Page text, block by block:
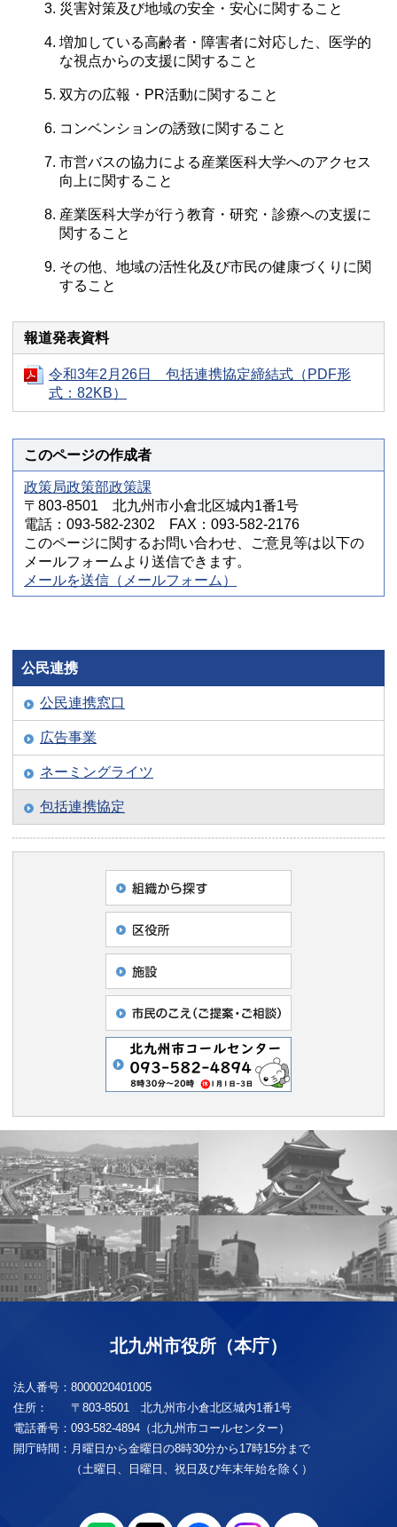
災害対策及び地域の安全・安心に関すること
増加している高齢者・障害者に対応した、医学的
な視点からの支援に関すること
双方の広報・PR活動に関すること
コンベンションの誘致に関すること
市営バスの協力による産業医科大学へのアクセス
向上に関すること
産業医科大学が行う教育・研究・診療への支援に
関すること
その他、地域の活性化及び市民の健康づくりに関
すること
報道発表資料
令和3年2月26日 包括連携協定締結式（PDF形
式：82KB）
このページの作成者
政策局政策部政策課
〒803-8501 北九州市小倉北区城内1番1号
電話：093-582-2302 FAX：093-582-2176
このページに関するお問い合わせ、ご意見等は以下の
メールフォームより送信できます。
メールを送信（メールフォーム）
公民連携
公民連携窓口
広告事業
ネーミングライツ
包括連携協定
北九州市役所（本庁）
法人番号： 8000020401005
住所：
〒803-8501 北九州市小倉北区城内1番1号
電話番号： 093-582-4894（北九州市コールセンター）
開庁時間： 月曜日から金曜日の8時30分から17時15分まで
（土曜日、日曜日、祝日及び年末年始を除く）